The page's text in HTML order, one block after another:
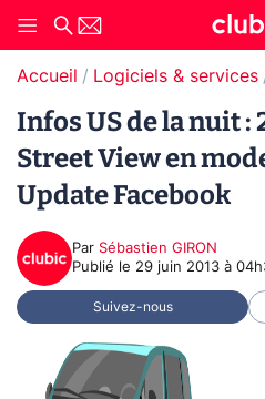
Accueil Logiciels & services
Infos US de la nuit :
Street View en
Update Facebook
Par Sébastien GIRON
Publié le 29 juin 2013 à
Suivez-nous